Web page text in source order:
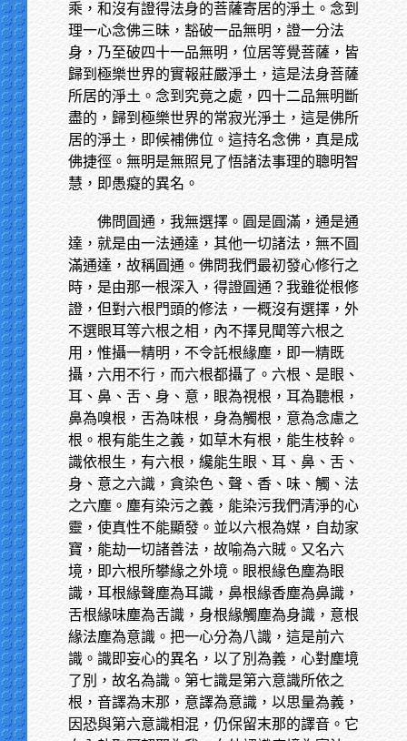
乘，和沒有證得法身的菩薩寄居的淨土。念到
理一心念佛三昧，豁破一品無明，證一分法
身，乃至破四十一品無明，位居等覺菩薩，皆
歸到極樂世界的實報莊嚴淨土，這是法身菩薩
所居的淨土。念到究竟之處，四十二品無明斷
盡的，歸到極樂世界的常寂光淨土，這是佛所
居的淨土，即候補佛位。這持名念佛，真是成
佛捷徑。無明是無照見了悟諸法事理的聰明智
慧，即愚癡的異名。
佛問圓通，我無選擇。圓是圓滿，通是通
達，就是由一法通達，其他一切諸法，無不圓
滿通達，故稱圓通。佛問我們最初發心修行之
時，是由那一根深入，得證圓通？我雖從根修
證，但對六根門頭的修法，一概沒有選擇，外
不選眼耳等六根之相，內不擇見聞等六根之
用，惟攝一精明，不令託根緣塵，即一精既
攝，六用不行，而六根都攝了。六根、是眼、
耳、鼻、舌、身、意，眼為視根，耳為聽根，
鼻為嗅根，舌為味根，身為觸根，意為念慮之
根。根有能生之義，如草木有根，能生枝幹。
識依根生，有六根，纔能生眼、耳、鼻、舌、
身、意之六識，貪染色、聲、香、味、觸、法
之六塵。塵有染污之義，能染污我們清淨的心
靈，使真性不能顯發。並以六根為媒，自劫家
寶，能劫一切諸善法，故喻為六賊。又名六
境，即六根所攀緣之外境。眼根緣色塵為眼
識，耳根緣聲塵為耳識，鼻根緣香塵為鼻識，
舌根緣味塵為舌識，身根緣觸塵為身識，意根
緣法塵為意識。把一心分為八識，這是前六
識。識即妄心的異名，以了別為義，心對塵境
了別，故名為識。第七識是第六意識所依之
根，音譯為末那，意譯為意識，以思量為義，
因恐與第六意識相混，仍保留末那的譯音。它